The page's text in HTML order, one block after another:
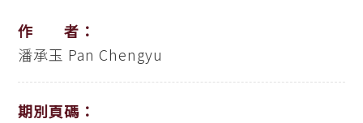
作 者：
潘承玉 Pan Chengyu
期別頁碼：